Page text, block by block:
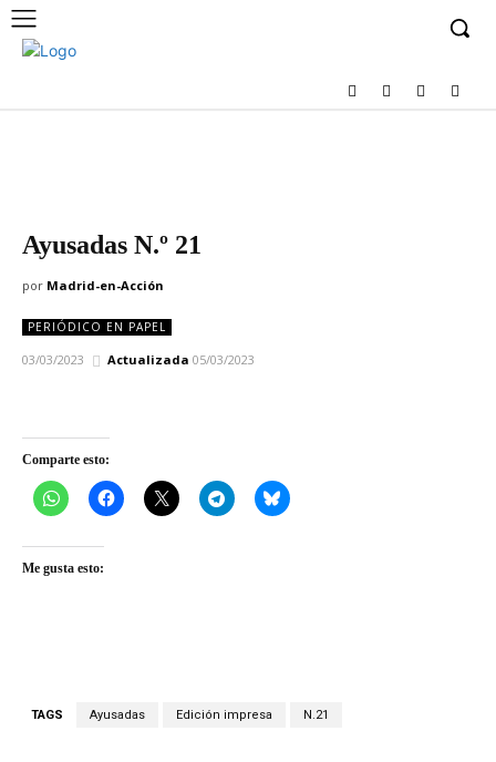
Ayusadas N.º 21
por Madrid-en-Acción
PERIÓDICO EN PAPEL
03/03/2023 Actualizada 05/03/2023
Comparte esto:
Me gusta esto:
TAGS Ayusadas Edición impresa N.21